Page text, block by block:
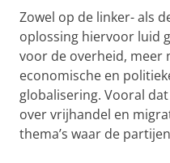
Zowel op de linker- als
oplossing hiervoor luid
voor de overheid, meer
economische en
globalisering. Vooral
over vrijhandel en
thema’s waar de